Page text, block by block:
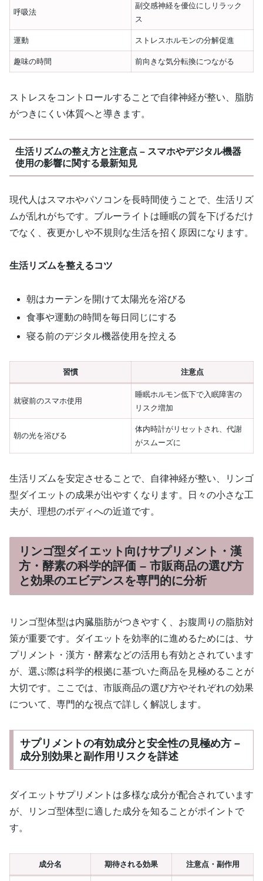
呼吸法
副交感神経を優位にしリラック
ス
運動 ストレスホルモンの分解促進
趣味の時間 前向きな気分転換につながる
ストレスをコントロールすることで自律神経が整い、脂肪
がつきにくい体質へと導きます。
生活リズムの整え方と注意点 – スマホやデジタル機器
使用の影響に関する最新知見
現代人はスマホやパソコンを長時間使うことで、生活リズ
ムが乱れがちです。ブルーライトは睡眠の質を下げるだけ
でなく、夜更かしや不規則な生活を招く原因になります。
生活リズムを整えるコツ
朝はカーテンを開けて太陽光を浴びる
食事や運動の時間を毎日同じにする
寝る前のデジタル機器使用を控える
習慣 注意点
就寝前のスマホ使用
睡眠ホルモン低下で入眠障害の
リスク増加
朝の光を浴びる
体内時計がリセットされ、代謝
がスムーズに
生活リズムを安定させることで、自律神経が整い、リンゴ
型ダイエットの成果が出やすくなります。日々の小さな工
夫が、理想のボディへの近道です。
リンゴ型ダイエット向けサプリメント・漢
方・酵素の科学的評価 – 市販商品の選び方
と効果のエビデンスを専門的に分析
リンゴ型体型は内臓脂肪がつきやすく、お腹周りの脂肪対
策が重要です。ダイエットを効率的に進めるためには、サ
プリメント・漢方・酵素などの活用も有効とされています
が、選ぶ際は科学的根拠に基づいた商品を見極めることが
大切です。ここでは、市販商品の選び方やそれぞれの効果
について、専門的な視点で詳しく解説します。
サプリメントの有効成分と安全性の見極め方 –
成分別効果と副作用リスクを詳述
ダイエットサプリメントは多様な成分が配合されています
が、リンゴ型体型に適した成分を知ることがポイントで
す。
成分名 期待される効果 注意点・副作用